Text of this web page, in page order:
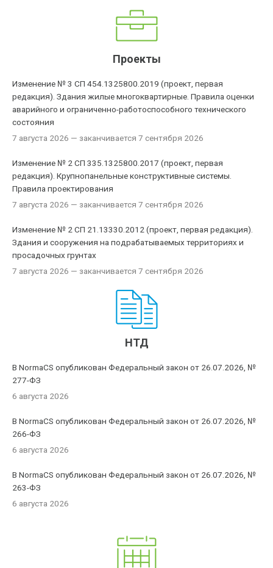
Проекты
Изменение № 3 СП 454.1325800.2019 (проект, первая
редакция). Здания жилые многоквартирные. Правила оценки
аварийного и ограниченно-работоспособного технического
состояния
7 августа 2026 — заканчивается 7 сентября 2026
Изменение № 2 СП 335.1325800.2017 (проект, первая
редакция). Крупнопанельные конструктивные системы.
Правила проектирования
7 августа 2026 — заканчивается 7 сентября 2026
Изменение № 2 СП 21.13330.2012 (проект, первая редакция).
Здания и сооружения на подрабатываемых территориях и
просадочных грунтах
7 августа 2026 — заканчивается 7 сентября 2026
НТД
В NormaCS опубликован Федеральный закон от 26.07.2026, №
277-ФЗ
6 августа 2026
В NormaCS опубликован Федеральный закон от 26.07.2026, №
266-ФЗ
6 августа 2026
В NormaCS опубликован Федеральный закон от 26.07.2026, №
263-ФЗ
6 августа 2026